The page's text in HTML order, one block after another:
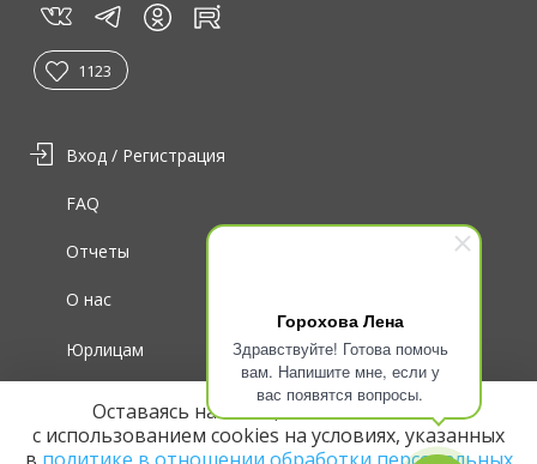
Горохова Лена
Здравствуйте! Готова помочь
вам. Напишите мне, если у
вас появятся вопросы.
vk tg in rt
1123
Вход / Регистрация
Для волонтеров
Юрлицам
О нас
Отчеты
FAQ
Оставаясь на сайте, вы соглашаетесь
с использованием cookies на условиях, указанных